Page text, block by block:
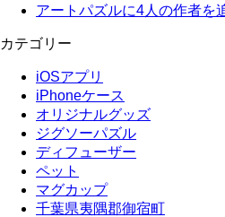
アートパズルに4人の作者を
カテゴリー
iOSアプリ
iPhoneケース
オリジナルグッズ
ジグソーパズル
ディフューザー
ペット
マグカップ
千葉県夷隅郡御宿町